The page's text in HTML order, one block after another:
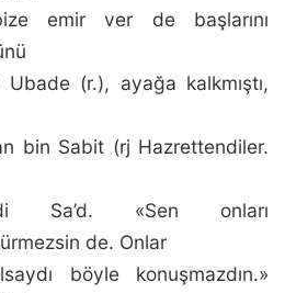
emir ver de başlarını
(r.), ayağa kalkmıştı,
bin Sabit (rj Hazrettendiler.
Sa’d. «Sen onları
de. Onlar
böyle konuşmazdın.»